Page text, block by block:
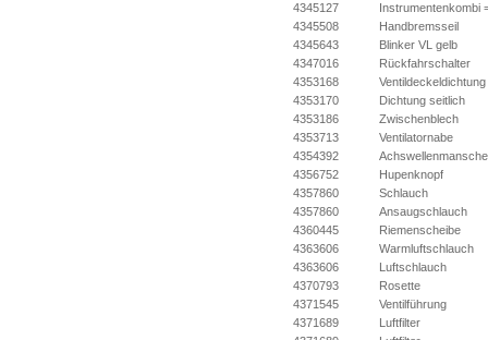
4345127
Instrumentenkombi
4345508
Handbremsseil
4345643
Blinker VL gelb
4347016
Rückfahrschalter
4353168
Ventildeckeldichtung
4353170
Dichtung seitlich
4353186
Zwischenblech
4353713
Ventilatornabe
4354392
4356752
Hupenknopf
4357860
Schlauch
4357860
Ansaugschlauch
4360445
Riemenscheibe
4363606
Warmluftschlauch
4363606
Luftschlauch
4370793
Rosette
4371545
Ventilführung
4371689
Luftfilter